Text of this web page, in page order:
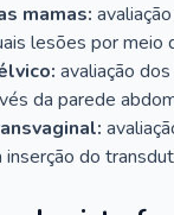
mamas:
lesões por meio
avaliação
da parede
do